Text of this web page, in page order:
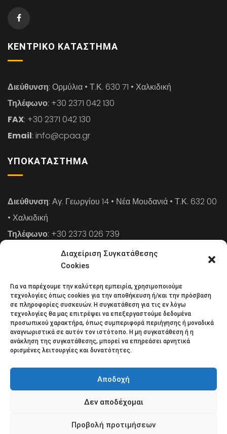
Διαχείριση Συγκατάθεσης
Cookies
Για να παρέχουμε την καλύτερη εμπειρία, χρησιμοποιούμε
τεχνολογίες όπως cookies για την αποθήκευση ή/και την πρόσβαση
σε πληροφορίες συσκευών. Η συγκατάθεση για τις εν λόγω
τεχνολογίες θα μας επιτρέψει να επεξεργαστούμε δεδομένα
προσωπικού χαρακτήρα, όπως συμπεριφορά περιήγησης ή μοναδικά
αναγνωριστικά σε αυτόν τον ιστότοπο. Η μη συγκατάθεση ή η
ανάκληση της συγκατάθεσης, μπορεί να επηρεάσει αρνητικά
ορισμένες λειτουργίες και δυνατότητες.
Αποδοχή
Δεν αποδέχομαι
Προβολή προτιμήσεων
ΚΕΝΤΡΙΚΌ ΚΑΤΆΣΤΗΜΑ
Διεύθυνση: Ορμύλια • Τ.Κ. 630 71 • Χαλκιδική
Τηλέφωνο: +30 2371 042 130
FAX: +30 2371 042 130
Email: info@cpaa.gr
ΥΠΟΚΑΤΆΣΤΗΜΑ
Διεύθυνση: Αγ. Γεωργίου 14 • Νέα Μουδανιά • Τ.Κ. 632 00
• Χαλκιδική
Τηλέφωνο: +30 2373 026 739
: +30 2373 026 739
: info@cpaa.gr
NEWSLETTER
Κάντε εγγραφή στο ηλεκτρονικό μας φυλλάδιο και μείνετε
στο επίκεντρο της οικονομικής επικαιρότητας.
Πολιτική απορρήτου